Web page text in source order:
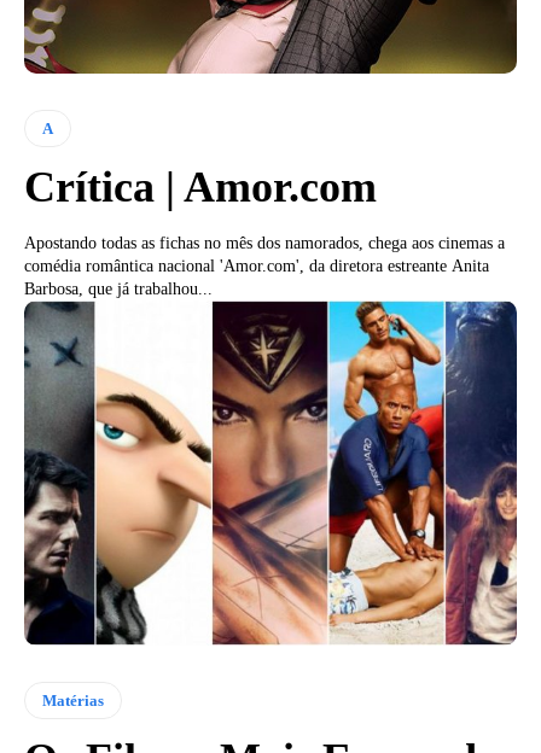
A
Crítica | Amor.com
Apostando todas as fichas no mês dos namorados, chega aos cinemas a
comédia romântica nacional 'Amor.com', da diretora estreante Anita
Barbosa, que já trabalhou...
Matérias